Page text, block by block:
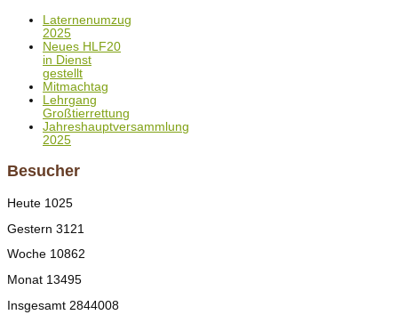
Laternenumzug
2025
Neues HLF20
in Dienst
gestellt
Mitmachtag
Lehrgang
Großtierrettung
Jahreshauptversammlung
2025
Besucher
Heute 1025
Gestern 3121
Woche 10862
Monat 13495
Insgesamt 2844008